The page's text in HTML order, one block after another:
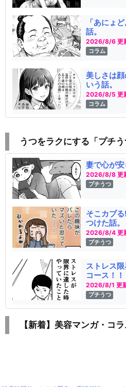
「あにょ
話。
2026/8/6 更
コラム
美しさは
いう話。
2026/8/5 更
コラム
うつをラクにする「プチ
妻で心が
2026/8/8 更
プチうつ
そこカブ
つけた話。
2026/8/4 更
プチうつ
ストレス
コース！！
2026/8/1 更
プチうつ
【新着】美容マンガ・コ